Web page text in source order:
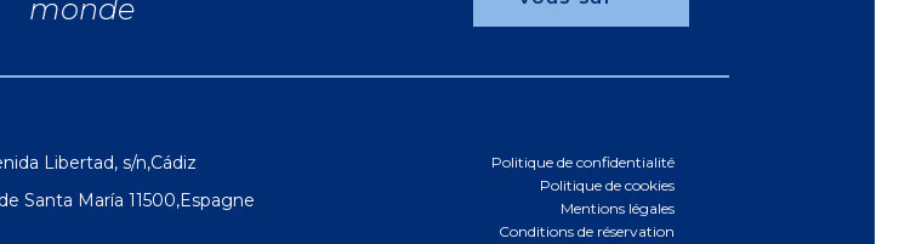
monde
Libertad, s/n,Cádiz
Santa María 11500,Espagne
Politique de confidentialité
Politique de cookies
Mentions légales
Conditions de réservation